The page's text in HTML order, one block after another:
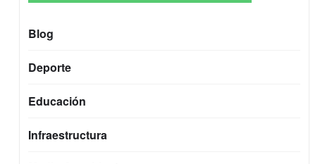
Blog
Deporte
Educación
Infraestructura